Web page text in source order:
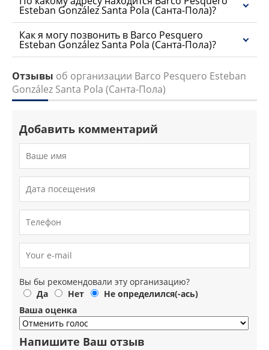
Esteban González Santa Pola (Санта-Пола)?
Как я могу позвонить в Barco Pesquero
Esteban González Santa Pola (Санта-Пола)?
Отзывы об организации Barco Pesquero Esteban
González Santa Pola (Санта-Пола)
Добавить комментарий
Вы бы рекомендовали эту организацию?
Да
Нет
Не определился(-ась)
Ваша оценка
Напишите Ваш отзыв